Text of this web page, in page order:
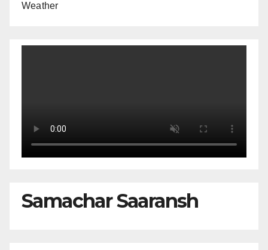
Weather
Samachar Saaransh